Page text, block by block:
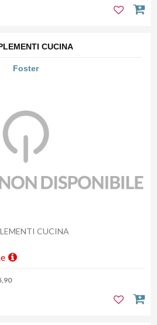
CUCINA
Foster
CUCINA